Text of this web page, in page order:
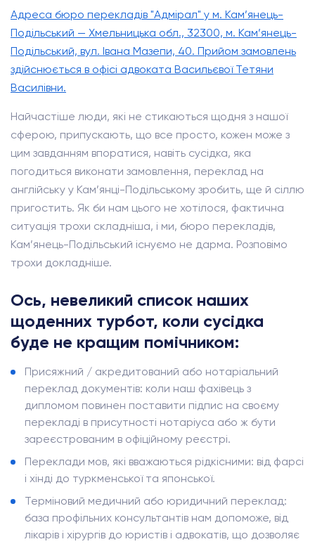
Адреса бюро перекладів "Адмірал" у м. Кам’янець-
Подільський — Хмельницька обл., 32300, м. Кам’янець-
Подільський, вул. Івана Мазепи, 40. Прийом замовлень
здійснюється в офісі адвоката Васильєвої Тетяни
Василівни.
Найчастіше люди, які не стикаються щодня з нашої
сферою, припускають, що все просто, кожен може з
цим завданням впоратися, навіть сусідка, яка
погодиться виконати замовлення, переклад на
англійську у Кам’янці-Подільському зробить, ще й сіллю
пригостить. Як би нам цього не хотілося, фактична
ситуація трохи складніша, і ми, бюро перекладів,
Кам’янець-Подільський існуємо не дарма. Розповімо
трохи докладніше.
Ось, невеликий список наших
щоденних турбот, коли сусідка
буде не кращим помічником:
Присяжний / акредитований або нотаріальний
переклад документів: коли наш фахівець з
дипломом повинен поставити підпис на своєму
перекладі в присутності нотаріуса або ж бути
зареєстрованим в офіційному реєстрі.
Переклади мов, які вважаються рідкісними: від фарсі
і хінді до туркменської та японської.
Терміновий медичний або юридичний переклад:
база профільних консультантів нам допоможе, від
лікарів і хірургів до юристів і адвокатів, що дозволяє